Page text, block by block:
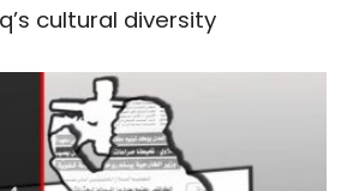
cultural diversity